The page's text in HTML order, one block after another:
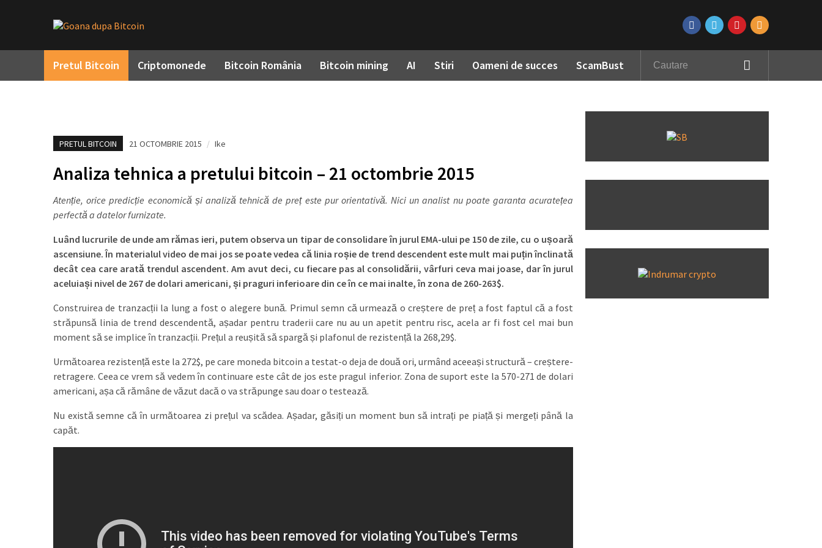
Pretul Bitcoin Criptomonede Bitcoin România Bitcoin mining AI Stiri Oameni de succes ScamBust
PRETUL BITCOIN 21 OCTOMBRIE 2015 / Ike
Analiza tehnica a pretului bitcoin – 21 octombrie 2015
Atenție, orice predicție economică și analiză tehnică de preț este pur orientativă. Nici un analist nu poate garanta acuratețea
perfectă a datelor furnizate.
Luând lucrurile de unde am rămas ieri, putem observa un tipar de consolidare în jurul EMA-ului pe 150 de zile, cu o ușoară
ascensiune. În materialul video de mai jos se poate vedea că linia roșie de trend descendent este mult mai puțin înclinată
decât cea care arată trendul ascendent. Am avut deci, cu fiecare pas al consolidării, vârfuri ceva mai joase, dar în jurul
aceluiași nivel de 267 de dolari americani, și praguri inferioare din ce în ce mai inalte, în zona de 260-263$.
Construirea de tranzacții la lung a fost o alegere bună. Primul semn că urmează o creștere de preț a fost faptul că a fost
străpunsă linia de trend descendentă, așadar pentru traderii care nu au un apetit pentru risc, acela ar fi fost cel mai bun
moment să se implice în tranzacții. Prețul a reușită să spargă și plafonul de rezistență la 268,29$.
Următoarea rezistență este la 272$, pe care moneda bitcoin a testat-o deja de două ori, urmând aceeași structură – creștere-
retragere. Ceea ce vrem să vedem în continuare este cât de jos este pragul inferior. Zona de suport este la 570-271 de dolari
americani, așa că rămâne de văzut dacă o va străpunge sau doar o testează.
Nu există semne că în următoarea zi prețul va scădea. Așadar, găsiți un moment bun să intrați pe piață și mergeți până la
capăt.